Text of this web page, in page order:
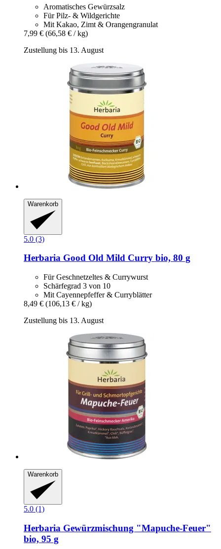
Aromatisches Gewürzsalz
Für Pilz- & Wildgerichte
Mit Kakao, Zimt & Orangengranulat
7,99 € (66,58 € / kg)
Zustellung bis 13. August
Warenkorb
5.0 (3)
Herbaria Good Old Mild Curry bio, 80 g
Für Geschnetzeltes & Currywurst
Schärfegrad 3 von 10
Mit Cayennepfeffer & Curryblätter
8,49 € (106,13 € / kg)
Zustellung bis 13. August
Warenkorb
5.0 (1)
Herbaria Gewürzmischung "Mapuche-​Feuer"
bio, 95 g